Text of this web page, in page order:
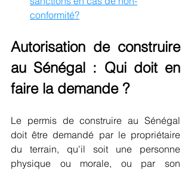
conformité?
Autorisation de construire
au Sénégal : Qui doit en
faire la demande ?
Le permis de construire au Sénégal
doit être demandé par le propriétaire
du terrain, qu'il soit une personne
physique ou morale, ou par son